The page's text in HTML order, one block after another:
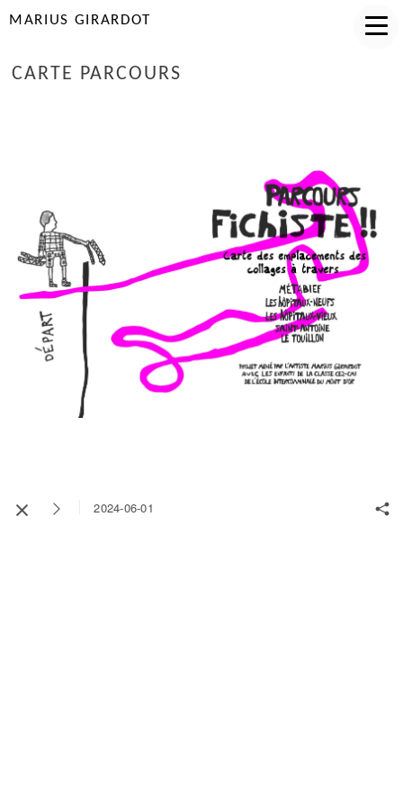
MARIUS GIRARDOT
CARTE PARCOURS
2024-06-01